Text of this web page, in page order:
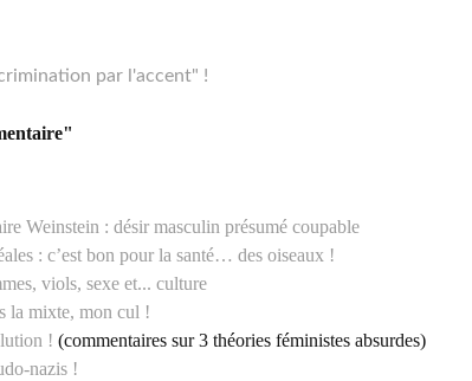
par l'accent" !
Weinstein : désir masculin présumé coupable
: c’est bon pour la santé… des oiseaux !
viols, sexe et... culture
la mixte, mon cul !
! (commentaires sur 3 théories féministes absurdes)
nazis !